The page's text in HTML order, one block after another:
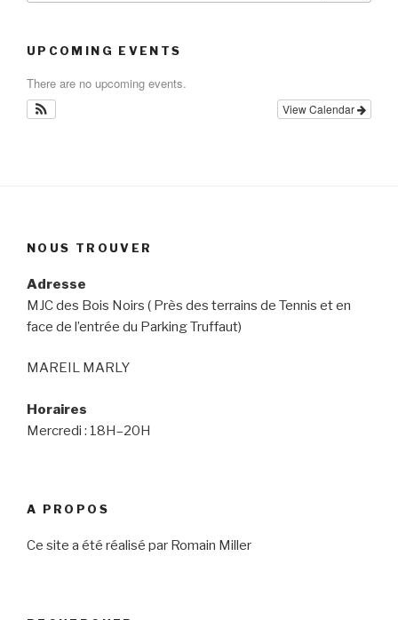
UPCOMING EVENTS
There are no upcoming events.
View Calendar
NOUS TROUVER
Adresse
MJC des Bois Noirs ( Près des terrains de Tennis et en
face de l’entrée du Parking Truffaut)
MAREIL MARLY
Horaires
Mercredi : 18H–20H
A PROPOS
Ce site a été réalisé par Romain Miller